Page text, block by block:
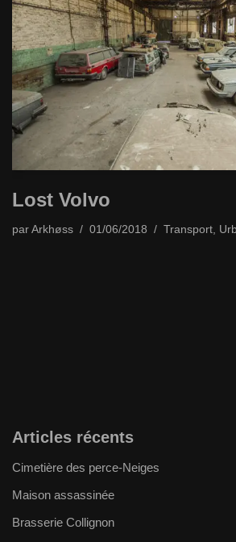
Lost Volvo
par Arkhøss 01/06/2018 Transport,
Articles récents
Cimetière des perce-Neiges
Maison assassinée
Brasserie Collignon